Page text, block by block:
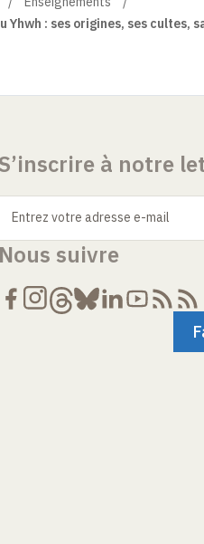
Yhwh : ses origines, ses
à notre
Entrez votre adresse e-mail
suivre